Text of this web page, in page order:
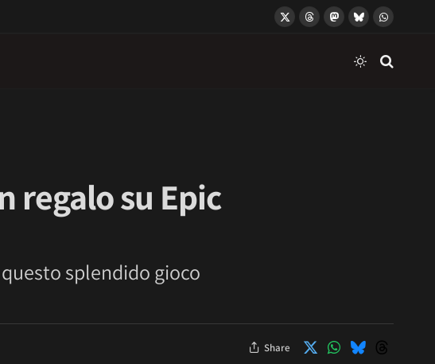
X
ThreadsMastodon
BlueskyWhatsApp
regalo su Epic
splendido gioco
Share